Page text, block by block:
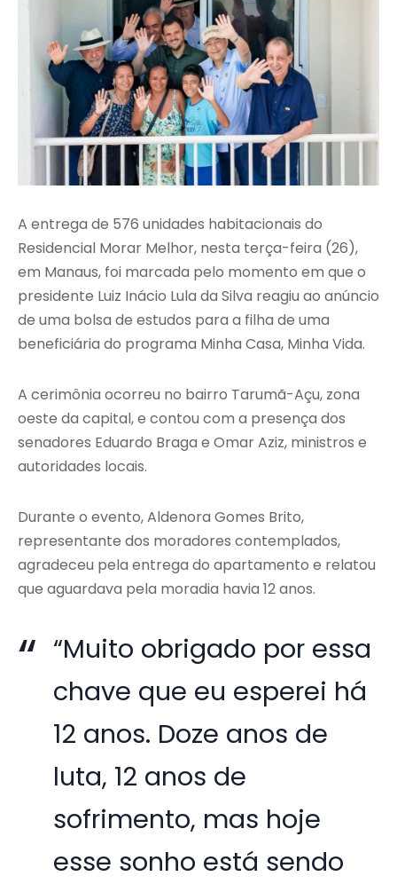
A entrega de 576 unidades habitacionais do
Residencial Morar Melhor, nesta terça-feira (26),
em Manaus, foi marcada pelo momento em que o
presidente Luiz Inácio Lula da Silva reagiu ao anúncio
de uma bolsa de estudos para a filha de uma
beneficiária do programa Minha Casa, Minha Vida.
A cerimônia ocorreu no bairro Tarumã-Açu, zona
oeste da capital, e contou com a presença dos
senadores Eduardo Braga e Omar Aziz, ministros e
autoridades locais.
Durante o evento, Aldenora Gomes Brito,
representante dos moradores contemplados,
agradeceu pela entrega do apartamento e relatou
que aguardava pela moradia havia 12 anos.
“Muito obrigado por essa
chave que eu esperei há
12 anos. Doze anos de
luta, 12 anos de
sofrimento, mas hoje
esse sonho está sendo